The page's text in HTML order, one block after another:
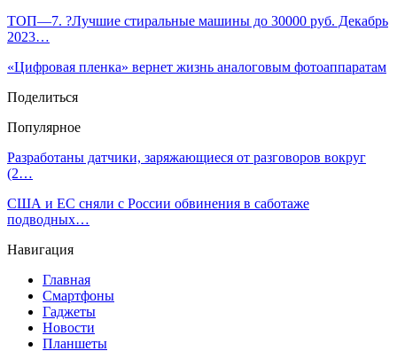
ТОП—7. ?Лучшие стиральные машины до 30000 руб. Декабрь
2023…
«Цифровая пленка» вернет жизнь аналоговым фотоаппаратам
Поделиться
Популярное
Разработаны датчики, заряжающиеся от разговоров вокруг
(2…
США и ЕC сняли с России обвинения в саботаже
подводных…
Навигация
Главная
Смартфоны
Гаджеты
Новости
Планшеты